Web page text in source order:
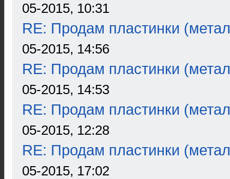
05-2015, 10:31
RE: Продам пластинки
05-2015, 14:56
RE: Продам пластинки
05-2015, 14:53
RE: Продам пластинки
05-2015, 12:28
RE: Продам пластинки
05-2015, 17:02